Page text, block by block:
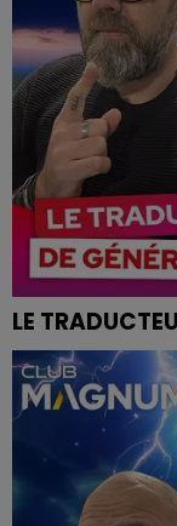
LE
C'EST LUNAIRE